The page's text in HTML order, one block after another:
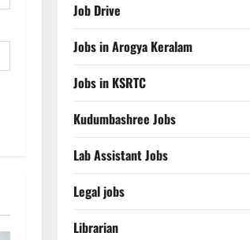
Job Drive
Jobs in Arogya Keralam
Jobs in KSRTC
Kudumbashree Jobs
Lab Assistant Jobs
Legal jobs
Librarian